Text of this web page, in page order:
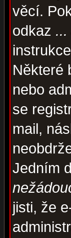
věcí.
odkaz ...
Některé
nebo
se
mail,
Jedním
jisti, že